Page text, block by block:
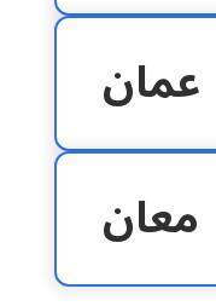
عمان
معان